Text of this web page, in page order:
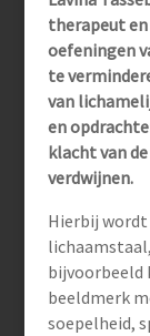
therapeut
oefeningen
te
van
en
klacht van
verdwijnen.
Hierbij
bijvoorbeeld
beeldmerk
soepelheid,